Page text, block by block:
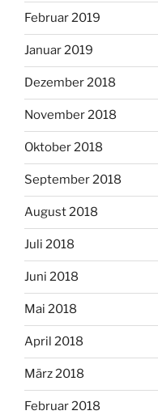
Februar 2019
Januar 2019
Dezember 2018
November 2018
Oktober 2018
September 2018
August 2018
Juli 2018
Juni 2018
Mai 2018
April 2018
März 2018
Februar 2018